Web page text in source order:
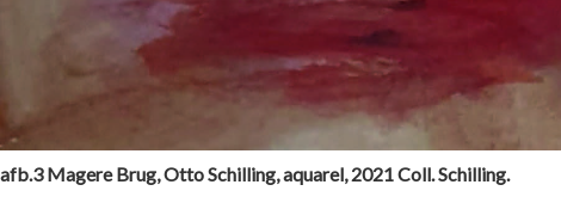
afb.3 Magere Brug, Otto Schilling, aquarel, 2021 Coll. Schilling.